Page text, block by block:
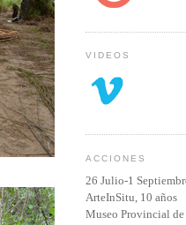
VIDEOS
ACCIONES
26 Julio-1
ArteInSitu, 10 años
Museo Provincial